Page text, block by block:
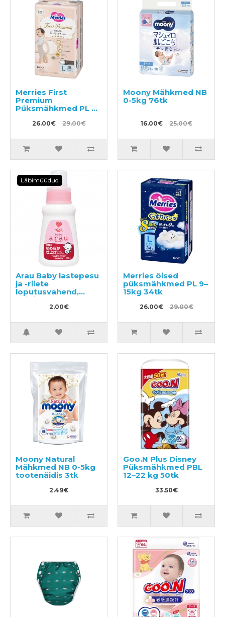
Merries First
Premium
Püksmähkmed PL 9-
26.00€ 29.00€
Moony Mähkmed NB
0-5kg 76tk
16.00€ 25.00€
Läbimüüdud
Arau Baby lastepesu
ja -riiete
loputusvahend,
näidis 50ml
2.00€
Merries öised
püksmähkmed PL 9–
15kg 34tk
26.00€ 29.00€
Moony Natural
Mähkmed NB 0-5kg
tootenäidis 3tk
2.49€
Goo.N Plus Disney
Püksmähkmed PBL
12–22 kg 50tk
33.50€